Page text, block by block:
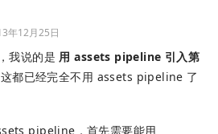
年12月25日
我说的是 用 assets pipeline 引入第
都已经完全不用 assets pipeline 了
pipeline，首先需要能用